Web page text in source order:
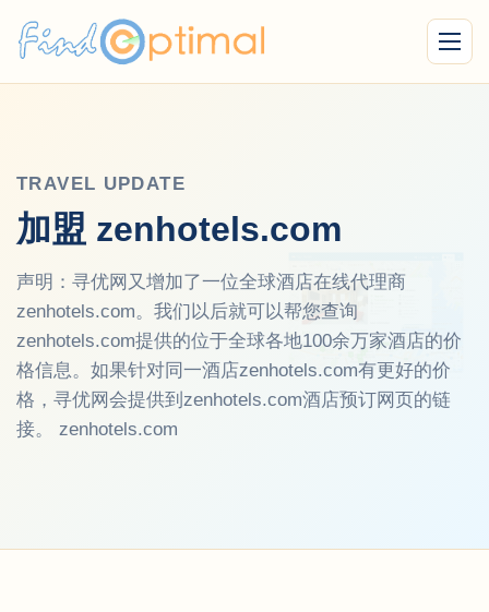
Menu
TRAVEL UPDATE
加盟 zenhotels.com
声明：寻优网又增加了一位全球酒店在线代理商
zenhotels.com。我们以后就可以帮您查询
zenhotels.com提供的位于全球各地100余万家酒店的价
格信息。如果针对同一酒店zenhotels.com有更好的价
格，寻优网会提供到zenhotels.com酒店预订网页的链
接。 zenhotels.com